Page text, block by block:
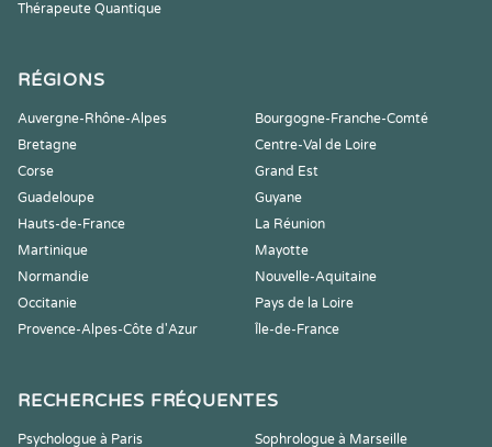
Thérapeute Quantique
RÉGIONS
Auvergne-Rhône-Alpes
Bourgogne-Franche-Comté
Bretagne
Centre-Val de Loire
Corse
Grand Est
Guadeloupe
Guyane
Hauts-de-France
La Réunion
Martinique
Mayotte
Normandie
Nouvelle-Aquitaine
Occitanie
Pays de la Loire
Provence-Alpes-Côte d'Azur
Île-de-France
RECHERCHES FRÉQUENTES
Psychologue à Paris
Sophrologue à Marseille